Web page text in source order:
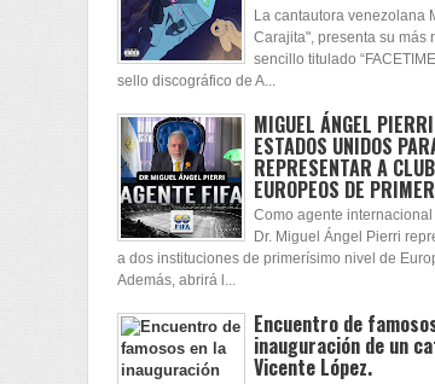
La cantautora venezolana
Carajita", presenta su más
sencillo titulado
sello discográfico de A...
MIGUEL ÁNGEL
ESTADOS UNIDOS
REPRESENTAR A
EUROPEOS DE
Como agente internacional
Dr. Miguel Ángel Pierri
a dos instituciones de primerísimo nivel de
Además, abrirá l...
Encuentro de
inauguración de un
Vicente López.